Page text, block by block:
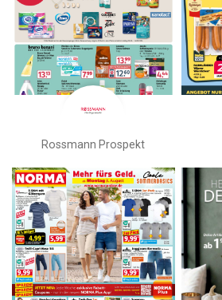
Rossmann Prospekt